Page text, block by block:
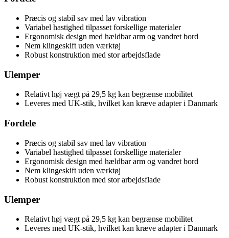
Præcis og stabil sav med lav vibration
Variabel hastighed tilpasset forskellige materialer
Ergonomisk design med hældbar arm og vandret bord
Nem klingeskift uden værktøj
Robust konstruktion med stor arbejdsflade
Ulemper
Relativt høj vægt på 29,5 kg kan begrænse mobilitet
Leveres med UK-stik, hvilket kan kræve adapter i Danmark
Fordele
Præcis og stabil sav med lav vibration
Variabel hastighed tilpasset forskellige materialer
Ergonomisk design med hældbar arm og vandret bord
Nem klingeskift uden værktøj
Robust konstruktion med stor arbejdsflade
Ulemper
Relativt høj vægt på 29,5 kg kan begrænse mobilitet
Leveres med UK-stik, hvilket kan kræve adapter i Danmark